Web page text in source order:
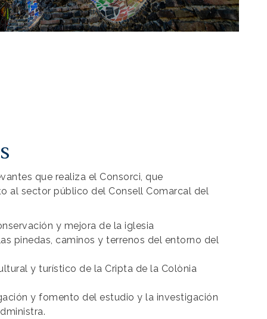
que realiza el Consorci, que
al sector público del Consell Comarcal del
y mejora de la iglesia
pinedas, caminos y terrenos del entorno del
y turístico de la Cripta de la Colònia
y fomento del estudio y la investigación